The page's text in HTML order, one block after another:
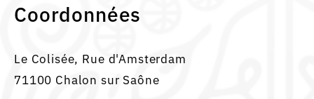
Coordonnées
Le Colisée, Rue d'Amsterdam
71100 Chalon sur Saône